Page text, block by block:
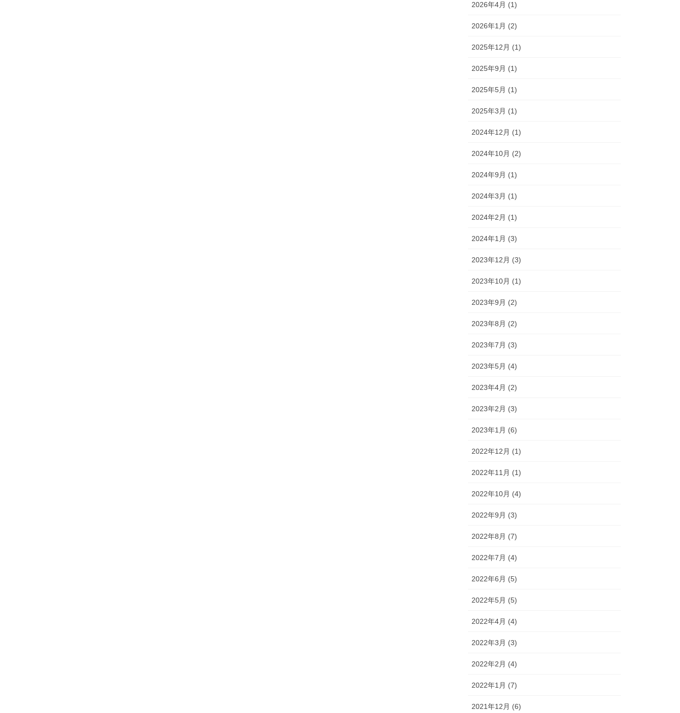
2026年4月 (1)
2026年1月 (2)
2025年12月 (1)
2025年9月 (1)
2025年5月 (1)
2025年3月 (1)
2024年12月 (1)
2024年10月 (2)
2024年9月 (1)
2024年3月 (1)
2024年2月 (1)
2024年1月 (3)
2023年12月 (3)
2023年10月 (1)
2023年9月 (2)
2023年8月 (2)
2023年7月 (3)
2023年5月 (4)
2023年4月 (2)
2023年2月 (3)
2023年1月 (6)
2022年12月 (1)
2022年11月 (1)
2022年10月 (4)
2022年9月 (3)
2022年8月 (7)
2022年7月 (4)
2022年6月 (5)
2022年5月 (5)
2022年4月 (4)
2022年3月 (3)
2022年2月 (4)
2022年1月 (7)
2021年12月 (6)